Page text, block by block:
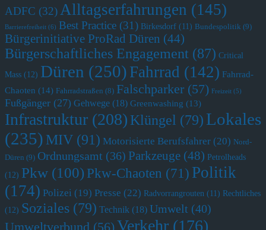
ADFC (32)Alltagserfahrungen (145)
Barrierefreiheit (6) Best Practice (31) Birkesdorf (11) Bundespolitik (9)
Bürgerinitiative ProRad Düren (44)
Bürgerschaftliches Engagement (87) Critical
Mass (12) Düren (250) Fahrrad (142) Fahrrad-
Chaoten (14) Fahrradstraßen (8) Falschparker (57) Freizeit (5)
Fußgänger (27) Gehwege (18) Greenwashing (13)
Infrastruktur (208) Klüngel (79) Lokales
(235) MIV (91) Motorisierte Berufsfahrer (20) Nord-
Düren (9) Ordnungsamt (36) Parkzeuge (48) Petrolheads
(12) Pkw (100) Pkw-Chaoten (71) Politik
(174) Polizei (19) Presse (22) Radvorrangrouten (11) Rechtliches
(12) Soziales (79) Technik (18) Umwelt (40)
Umweltverbund (56)Verkehr (176)